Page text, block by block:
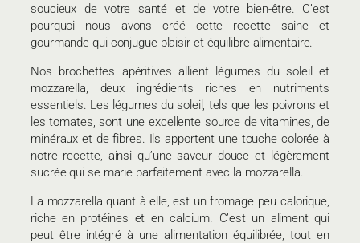
soucieux de votre santé et de votre bien-être. C’est
pourquoi nous avons créé cette recette saine et
gourmande qui conjugue plaisir et équilibre alimentaire.
Nos brochettes apéritives allient légumes du soleil et
mozzarella, deux ingrédients riches en nutriments
essentiels. Les légumes du soleil, tels que les poivrons et
les tomates, sont une excellente source de vitamines, de
minéraux et de fibres. Ils apportent une touche colorée à
notre recette, ainsi qu’une saveur douce et légèrement
sucrée qui se marie parfaitement avec la mozzarella.
La mozzarella quant à elle, est un fromage peu calorique,
riche en protéines et en calcium. C’est un aliment qui
peut être intégré à une alimentation équilibrée, tout en